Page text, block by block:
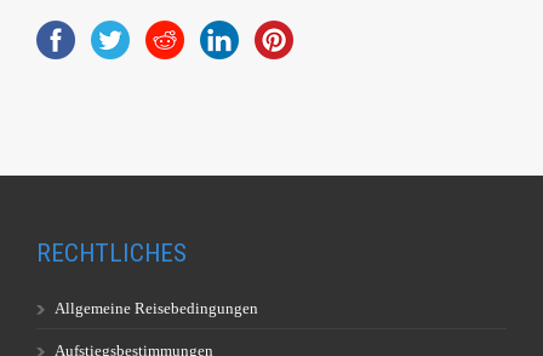
RECHTLICHES
Allgemeine Reisebedingungen
Aufstiegsbestimmungen